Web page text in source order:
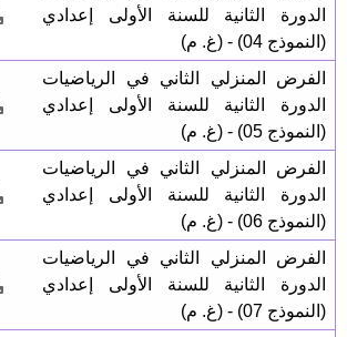
الدورة الثانية للسنة الأولى إعدادي
(النموذج 04) - (غ. م)
الفرض المنزلي الثاني في الرياضيات
الدورة الثانية للسنة الأولى إعدادي
(النموذج 05) - (غ. م)
الفرض المنزلي الثاني في الرياضيات
الدورة الثانية للسنة الأولى إعدادي
(النموذج 06) - (غ. م)
الفرض المنزلي الثاني في الرياضيات
الدورة الثانية للسنة الأولى إعدادي
(النموذج 07) - (غ. م)